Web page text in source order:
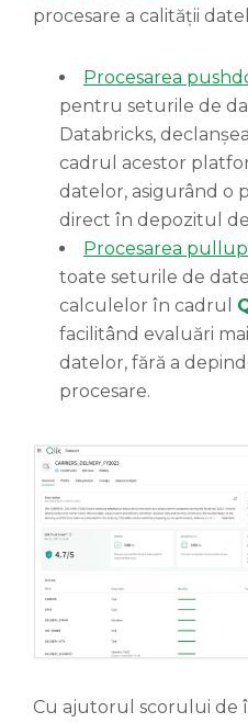
procesare a calității
Procesarea
pentru seturile de
Databricks,
cadrul acestor
datelor, asigurând o
direct în depozitul
Procesarea pullup
toate seturile de
calculelor în cadrul
facilitând evaluări
datelor, fără a
procesare.
Cu ajutorul scorului de